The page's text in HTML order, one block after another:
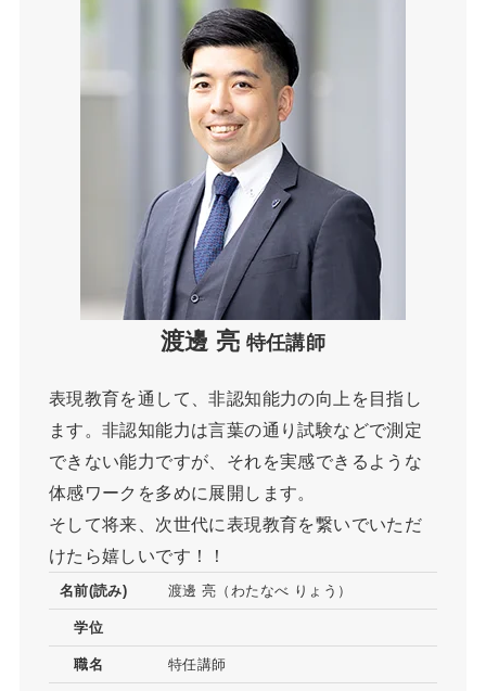
渡邊 亮 特任講師
表現教育を通して、非認知能力の向上を目指し
ます。非認知能力は言葉の通り試験などで測定
できない能力ですが、それを実感できるような
体感ワークを多めに展開します。
そして将来、次世代に表現教育を繋いでいただ
けたら嬉しいです！！
名前(読み) 渡邊 亮（わたなべ りょう）
学位
職名 特任講師